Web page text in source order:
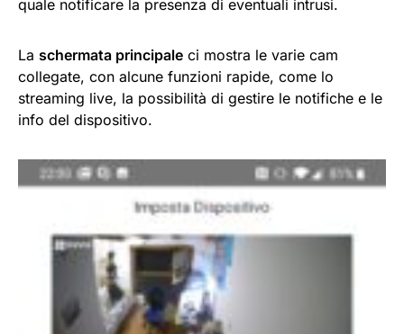
quale notificare la presenza di eventuali intrusi.
La schermata principale ci mostra le varie cam
collegate, con alcune funzioni rapide, come lo
streaming live, la possibilità di gestire le notifiche e le
info del dispositivo.